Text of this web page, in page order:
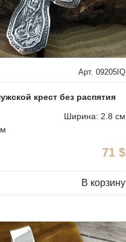
Арт. 09205IQ
крест без распятия
Ширина: 2.8 см
71 $
В корзину